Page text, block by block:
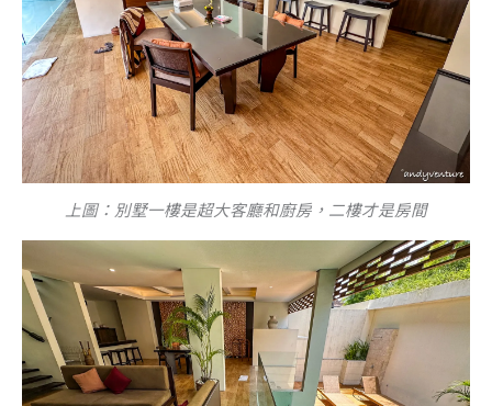
上圖：別墅一樓是超大客廳和廚房，二樓才是房間